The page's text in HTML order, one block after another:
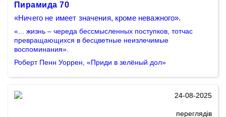
Пирамида 70
«Ничего не имеет значения, кроме неважного».
«... жизнь – череда бессмысленных поступков, тотчас
превращающихся в бесцветные неизлечимые
воспоминания».
Роберт Пенн Уоррен, «Приди в зелёный дол»
24-08-2025
переглядів